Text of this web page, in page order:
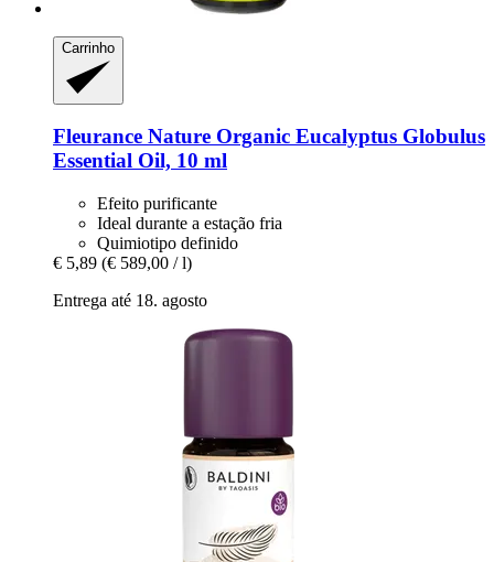
Carrinho
Fleurance Nature Organic Eucalyptus Globulus
Essential Oil, 10 ml
Efeito purificante
Ideal durante a estação fria
Quimiotipo definido
€ 5,89 (€ 589,00 / l)
Entrega até 18. agosto